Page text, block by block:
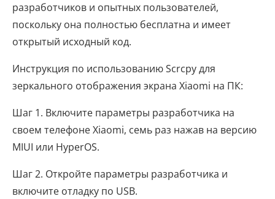
разработчиков и опытных пользователей,
поскольку она полностью бесплатна и имеет
открытый исходный код.
Инструкция по использованию Scrcpy для
зеркального отображения экрана Xiaomi на ПК:
Шаг 1. Включите параметры разработчика на
своем телефоне Xiaomi, семь раз нажав на версию
MIUI или HyperOS.
Шаг 2. Откройте параметры разработчика и
включите отладку по USB.